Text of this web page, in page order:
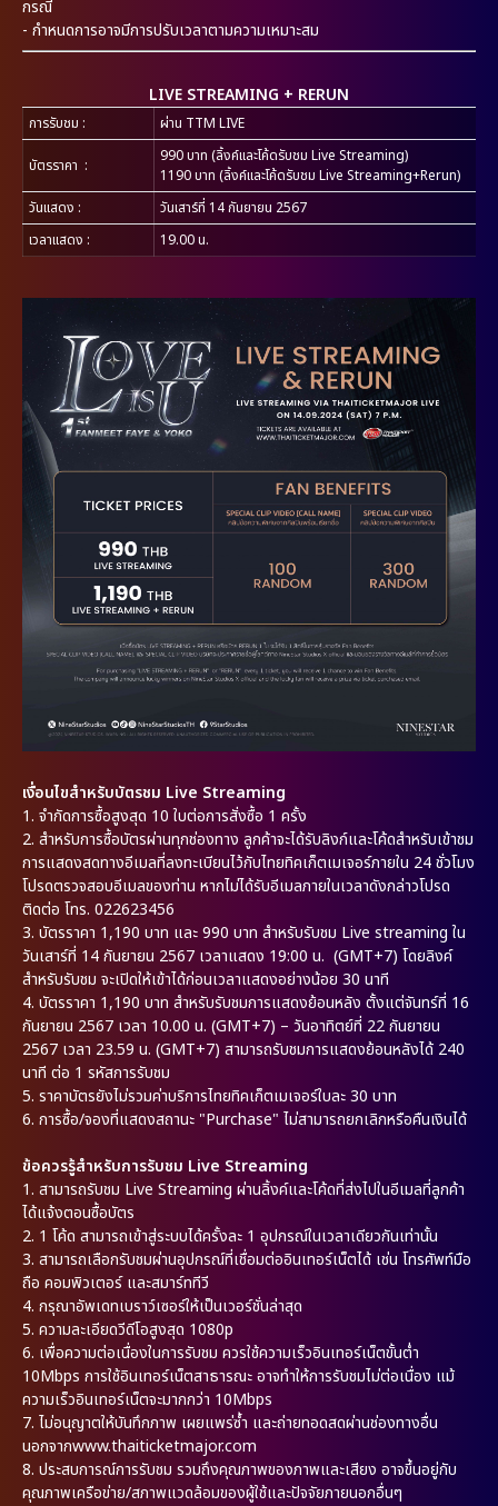
กรณี
- กำหนดการอาจมีการปรับเวลาตามความเหมาะสม
LIVE STREAMING + RERUN
การรับชม : ผ่าน TTM LIVE
บัตรราคา :
990 บาท (ลิ้งค์และโค้ดรับชม Live Streaming)
1190 บาท (ลิ้งค์และโค้ดรับชม Live Streaming+Rerun)
วันแสดง :
วันเสาร์ที่ 14 กันยายน 2567
เวลาแสดง :
19.00 น.
เงื่อนไขสำหรับบัตรชม Live Streaming
1. จำกัดการซื้อสูงสุด 10 ใบต่อการสั่งซื้อ 1 ครั้ง
2. สำหรับการซื้อบัตรผ่านทุกช่องทาง ลูกค้าจะได้รับลิงก์และโค้ดสำหรับเข้าชม
การแสดงสดทางอีเมลที่ลงทะเบียนไว้กับไทยทิคเก็ตเมเจอร์ภายใน 24 ชั่วโมง
โปรดตรวจสอบอีเมลของท่าน หากไม่ได้รับอีเมลภายในเวลาดังกล่าวโปรด
ติดต่อ โทร. 022623456
3. บัตรราคา 1,190 บาท และ 990 บาท สำหรับรับชม Live streaming ใน
วันเสาร์ที่ 14 กันยายน 2567 เวลาแสดง 19:00 น. (GMT+7) โดยลิงค์
สำหรับรับชม จะเปิดให้เข้าได้ก่อนเวลาแสดงอย่างน้อย 30 นาที
4. บัตรราคา 1,190 บาท สำหรับรับชมการแสดงย้อนหลัง ตั้งแต่จันทร์ที่ 16
กันยายน 2567 เวลา 10.00 น. (GMT+7) – วันอาทิตย์ที่ 22 กันยายน
2567 เวลา 23.59 น. (GMT+7) สามารถรับชมการแสดงย้อนหลังได้ 240
นาที ต่อ 1 รหัสการรับชม
5. ราคาบัตรยังไม่รวมค่าบริการไทยทิคเก็ตเมเจอร์ใบละ 30 บาท
6. การซื้อ/จองที่แสดงสถานะ "Purchase" ไม่สามารถยกเลิกหรือคืนเงินได้
ข้อควรรู้สำหรับการรับชม Live Streaming
1. สามารถรับชม Live Streaming ผ่านลิ้งค์และโค้ดที่ส่งไปในอีเมลที่ลูกค้า
ได้แจ้งตอนซื้อบัตร
2. 1 โค้ด สามารถเข้าสู่ระบบได้ครั้งละ 1 อุปกรณ์ในเวลาเดียวกันเท่านั้น
3. สามารถเลือกรับชมผ่านอุปกรณ์ที่เชื่อมต่ออินเทอร์เน็ตได้ เช่น โทรศัพท์มือ
ถือ คอมพิวเตอร์ และสมาร์ททีวี
4. กรุณาอัพเดทเบราว์เซอร์ให้เป็นเวอร์ชั่นล่าสุด
5. ความละเอียดวีดีโอสูงสุด 1080p
6. เพื่อความต่อเนื่องในการรับชม ควรใช้ความเร็วอินเทอร์เน็ตขั้นต่ำ
10Mbps การใช้อินเทอร์เน็ตสาธารณะ อาจทำให้การรับชมไม่ต่อเนื่อง แม้
ความเร็วอินเทอร์เน็ตจะมากกว่า 10Mbps
7. ไม่อนุญาตให้บันทึกภาพ เผยแพร่ซ้ำ และถ่ายทอดสดผ่านช่องทางอื่น
นอกจากwww.thaiticketmajor.com
8. ประสบการณ์การรับชม รวมถึงคุณภาพของภาพและเสียง อาจขึ้นอยู่กับ
คุณภาพเครือข่าย/สภาพแวดล้อมของผู้ใช้และปัจจัยภายนอกอื่นๆ